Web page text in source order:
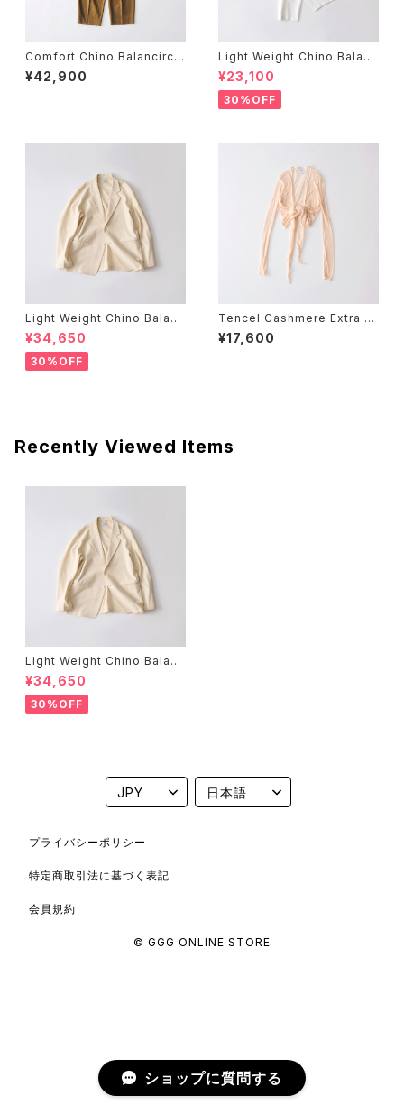
ショップに質問する
Comfort Chino Balancircul
ar® Comfort Pleated Pant
s
¥42,900
Light Weight Chino Balanc
ircular® 3-Tuck Drawstrin
g Easy Pants
¥23,100
30%OFF
Light Weight Chino Balanc
ircular® Single Breasted E
asy Jacket
¥34,650
30%OFF
Tencel Cashmere Extra S
oft Random Rib Two Way
Cross Wrap Cardigan
¥17,600
Recently Viewed Items
Light Weight Chino Balanc
ircular® Single Breasted E
asy Jacket
¥34,650
30%OFF
プライバシーポリシー
特定商取引法に基づく表記
会員規約
© GGG ONLINE STORE